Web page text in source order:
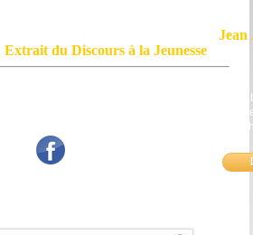
Jean
Extrait du Discours à la Jeunesse
qui passe, et de ne pas faire écho, de notre
nos mains aux applaudissements imbéciles et aux